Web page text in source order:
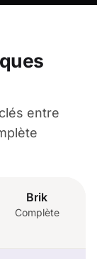
entre
Brik
Complète